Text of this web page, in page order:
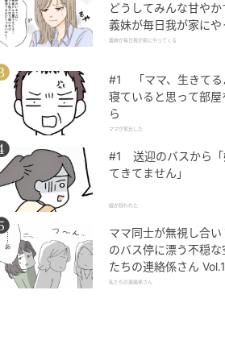
どうしてみんな甘や
義妹が毎日我が家にや
（1）【義父母がシンド
義妹が毎日我が家にやってくる
#1 「ママ、生きてる
寝ていると思って部屋
ら
ママが家出した
#1 送迎のバスから「
てきてません」
娘が拐われた
ママ同士が無視し合い
のバス停に漂う不穏な
たちの連絡係さん Vol.1
私たちの連絡係さん